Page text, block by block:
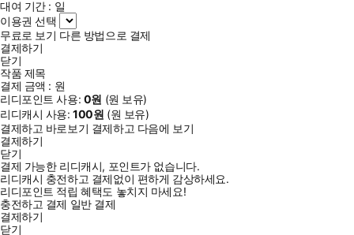
대여 기간 : 일
이용권 선택
무료로 보기 다른 방법으로 결제
결제하기
닫기
작품 제목
결제 금액 : 원
리디포인트 사용: 0원 (원 보유)
리디캐시 사용:100원 (원 보유)
결제하고 바로보기 결제하고 다음에 보기
결제하기
닫기
결제 가능한 리디캐시, 포인트가 없습니다.
리디캐시 충전하고 결제없이 편하게 감상하세요.
리디포인트 적립 혜택도 놓치지 마세요!
충전하고 결제 일반 결제
결제하기
닫기